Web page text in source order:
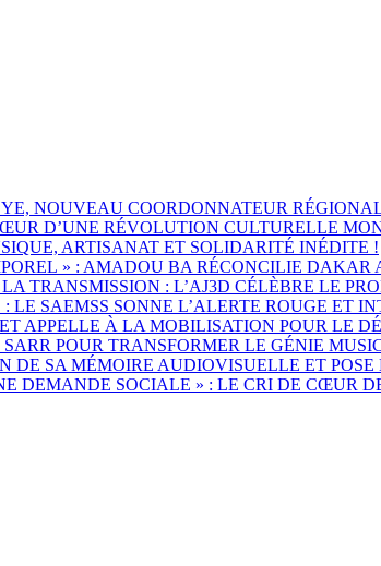
NOUVEAU COORDONNATEUR RÉGIONAL
D’UNE RÉVOLUTION CULTURELLE
ARTISANAT ET SOLIDARITÉ INÉDITE !
» : AMADOU BA RÉCONCILIE
TRANSMISSION : L’AJ3D CÉLÈBRE LE
SAEMSS SONNE L’ALERTE ROUGE ET
APPELLE À LA MOBILISATION POUR LE
POUR TRANSFORMER LE GÉNIE
DE SA MÉMOIRE AUDIOVISUELLE ET
DEMANDE SOCIALE » : LE CRI DE CŒUR